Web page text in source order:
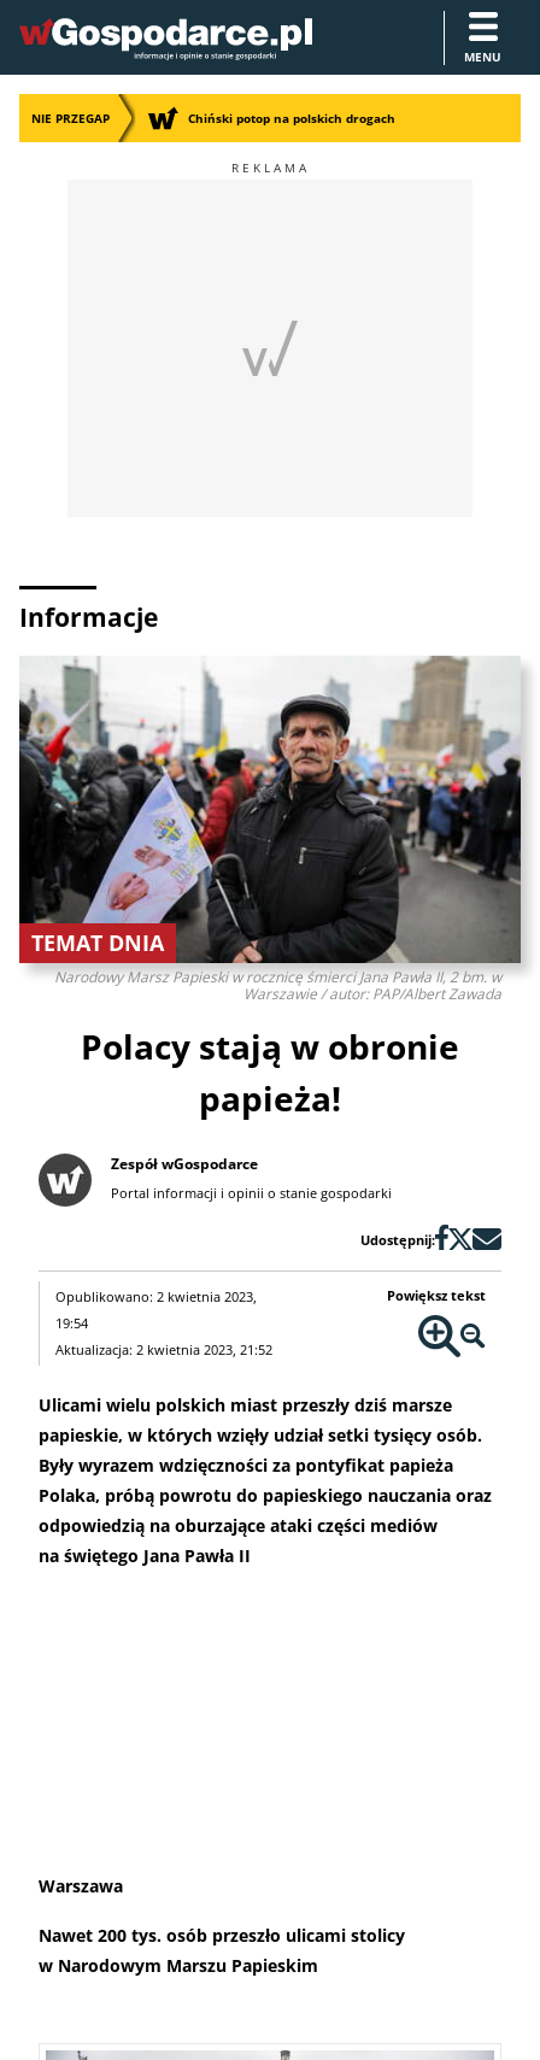
MENU
NIE PRZEGAP Chiński potop na polskich drogach
Informacje
Narodowy Marsz Papieski w rocznicę śmierci Jana Pawła II, 2 bm. w
Warszawie / autor: PAP/Albert Zawada
TEMAT DNIA
Polacy stają w obronie
papieża!
Zespół wGospodarce
Portal informacji i opinii o stanie gospodarki
Udostępnij:
Opublikowano: 2 kwietnia 2023,
19:54
Aktualizacja: 2 kwietnia 2023, 21:52
Powiększ tekst
Ulicami wielu polskich miast przeszły dziś marsze
papieskie, w których wzięły udział setki tysięcy osób.
Były wyrazem wdzięczności za pontyfikat papieża
Polaka, próbą powrotu do papieskiego nauczania oraz
odpowiedzią na oburzające ataki części mediów
na świętego Jana Pawła II
Warszawa
Nawet 200 tys. osób przeszło ulicami stolicy
w Narodowym Marszu Papieskim